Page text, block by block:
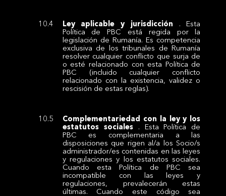
Ley aplicable y jurisdicción
. Esta
Política de PBC está regida por la
legislación de Rumanía. Es competencia
exclusiva de los tribunales de Rumanía
resolver cualquier conflicto que surja de
o esté relacionado con esta Política de
PBC (incluido cualquier conflicto
relacionado con la existencia, validez o
rescisión de estas reglas).
Complementariedad con la ley y los
estatutos sociales
. Esta Política de
PBC es complementaria a las
disposiciones que rigen al/a los Socio/s
administrador/es contenidas en las leyes
y regulaciones y los estatutos sociales.
Cuando esta Política de PBC sea
incompatible con las leyes y
regulaciones, prevalecerán estas
últimas. Cuando este código sea